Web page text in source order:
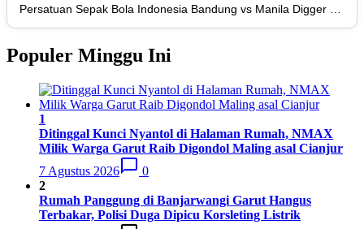
16
Persis Solo 34 8 10 16
17
Semen Padang FC 34 5 5 24
20
18
PSBS Biak
Populer Minggu Ini
1
Ditinggal Kunci Nyantol di Halaman Rumah, NMAX
Milik Warga Garut Raib Digondol Maling asal Cianjur
7 Agustus 2026
0
2
Rumah Panggung di Banjarwangi Garut Hangus
Terbakar, Polisi Duga Dipicu Korsleting Listrik